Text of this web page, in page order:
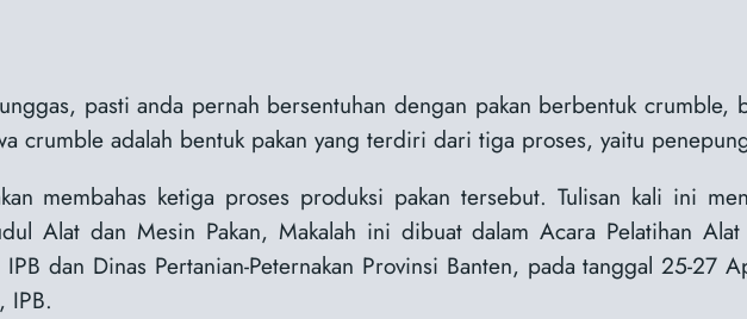
pasti anda pernah bersentuhan dengan pakan berbentuk crumble,
crumble adalah bentuk pakan yang terdiri dari tiga proses, yaitu
membahas ketiga proses produksi pakan tersebut. Tulisan kali ini
Alat dan Mesin Pakan, Makalah ini dibuat dalam Acara Pelatihan Alat
IPB dan Dinas Pertanian-Peternakan Provinsi Banten, pada tanggal 25-
IPB.